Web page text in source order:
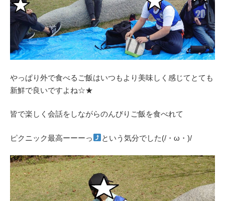
やっぱり外で食べるご飯はいつもより美味しく感じてとても
新鮮で良いですよね☆★
皆で楽しく会話をしながらのんびりご飯を食べれて
ピクニック最高ーーーっ という気分でした(/・ω・)/